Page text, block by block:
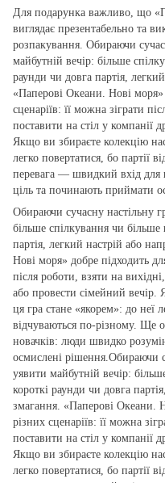
Для подарунка важливо, що
виглядає презентабельно та
розпакування. Обираючи
майбутній вечір: більше
раунди чи довга партія,
«Паперові Океани. Нові моря»
сценаріїв: її можна зіграти
поставити на стіл у компанії
Якщо ви збираєте колекцію
легко повертатися, бо партії
перевага — швидкий вхід для
ціль та починають приймати
Обираючи сучасну настільну
більше спілкування чи
партія, легкий настрій або
Нові моря» добре підходить
після роботи, взяти на
або провести сімейний вечір.
ця гра стане «якорем»: до неї
відчуваються по‑різному. Ще
новачків: люди швидко
осмислені рішення.Обираючи
уявити майбутній вечір:
короткі раунди чи довга
змагання. «Паперові Океани.
різних сценаріїв: її можна
поставити на стіл у компанії
Якщо ви збираєте колекцію
легко повертатися, бо партії